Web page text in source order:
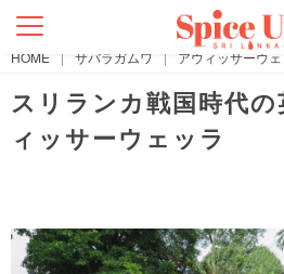
HOME | サバラガムワ | アウィッサーウェ
スリランカ戦国時代
ィッサーウェッラ